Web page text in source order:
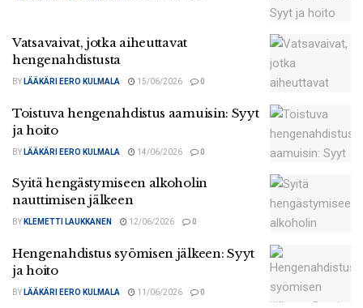
Vatsavaivat, jotka aiheuttavat
hengenahdistusta
BY LÄÄKÄRI EERO KULMALA 15/06/2026 0
Toistuva hengenahdistus aamuisin: Syyt
ja hoito
BY LÄÄKÄRI EERO KULMALA 14/06/2026 0
Syitä hengästymiseen alkoholin
nauttimisen jälkeen
BY KLEMETTI LAUKKANEN 12/06/2026 0
Hengenahdistus syömisen jälkeen: Syyt
ja hoito
BY LÄÄKÄRI EERO KULMALA 11/06/2026 0